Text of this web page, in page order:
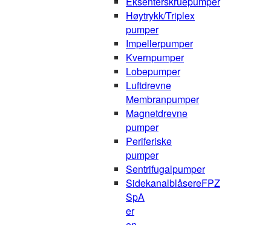
Høytrykk/Triplex
pumper
Impellerpumper
Kvernpumper
Lobepumper
Luftdrevne
Membranpumper
Magnetdrevne
pumper
Periferiske
pumper
Sentrifugalpumper
SidekanalblåsereFPZ
SpA
er